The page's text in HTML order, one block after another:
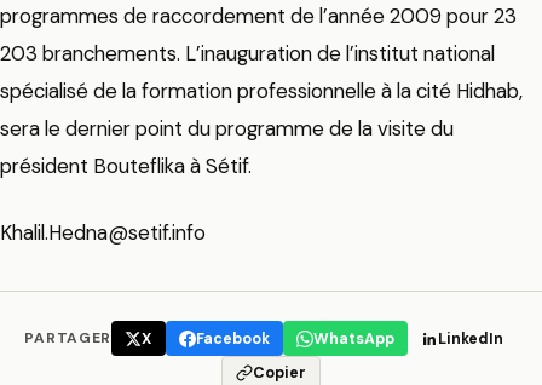
programmes de raccordement de l’année 2009 pour 23
203 branchements. L’inauguration de l’institut national
spécialisé de la formation professionnelle à la cité Hidhab,
sera le dernier point du programme de la visite du
président Bouteflika à Sétif.
Khalil.Hedna@setif.info
PARTAGER X Facebook WhatsApp
LinkedIn
Copier